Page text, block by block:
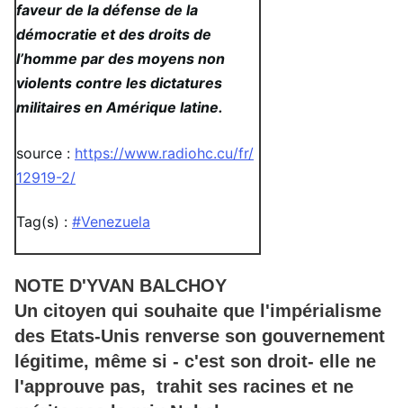
faveur de la défense de la
démocratie et des droits de
l’homme par des moyens non
violents contre les dictatures
militaires en Amérique latine.
source : https://www.radiohc.cu/fr/
12919-2/
Tag(s) : #Venezuela
NOTE D'YVAN BALCHOY
Un citoyen qui souhaite que l'impérialisme
des Etats-Unis renverse son gouvernement
légitime, même si - c'est son droit- elle ne
l'approuve pas, trahit ses racines et ne